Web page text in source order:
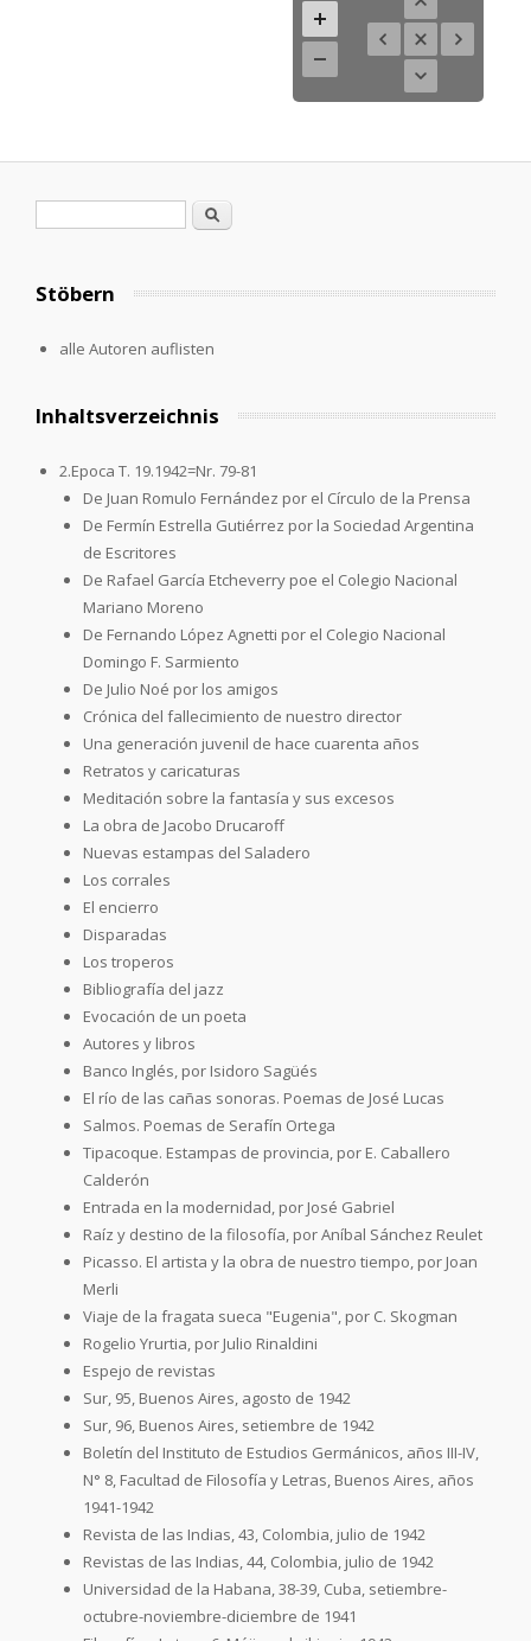
Search
Stöbern
alle Autoren auflisten
Inhaltsverzeichnis
2.Epoca T. 19.1942=Nr. 79-81
De Juan Romulo Fernández por el Círculo de la Prensa
De Fermín Estrella Gutiérrez por la Sociedad Argentina
de Escritores
De Rafael García Etcheverry poe el Colegio Nacional
Mariano Moreno
De Fernando López Agnetti por el Colegio Nacional
Domingo F. Sarmiento
De Julio Noé por los amigos
Crónica del fallecimiento de nuestro director
Una generación juvenil de hace cuarenta años
Retratos y caricaturas
Meditación sobre la fantasía y sus excesos
La obra de Jacobo Drucaroff
Nuevas estampas del Saladero
Los corrales
El encierro
Disparadas
Los troperos
Bibliografía del jazz
Evocación de un poeta
Autores y libros
Banco Inglés, por Isidoro Sagüés
El río de las cañas sonoras. Poemas de José Lucas
Salmos. Poemas de Serafín Ortega
Tipacoque. Estampas de provincia, por E. Caballero
Calderón
Entrada en la modernidad, por José Gabriel
Raíz y destino de la filosofía, por Aníbal Sánchez Reulet
Picasso. El artista y la obra de nuestro tiempo, por Joan
Merli
Viaje de la fragata sueca "Eugenia", por C. Skogman
Rogelio Yrurtia, por Julio Rinaldini
Espejo de revistas
Sur, 95, Buenos Aires, agosto de 1942
Sur, 96, Buenos Aires, setiembre de 1942
Boletín del Instituto de Estudios Germánicos, años III-IV,
N° 8, Facultad de Filosofía y Letras, Buenos Aires, años
1941-1942
Revista de las Indias, 43, Colombia, julio de 1942
Revistas de las Indias, 44, Colombia, julio de 1942
Universidad de la Habana, 38-39, Cuba, setiembre-
octubre-noviembre-diciembre de 1941